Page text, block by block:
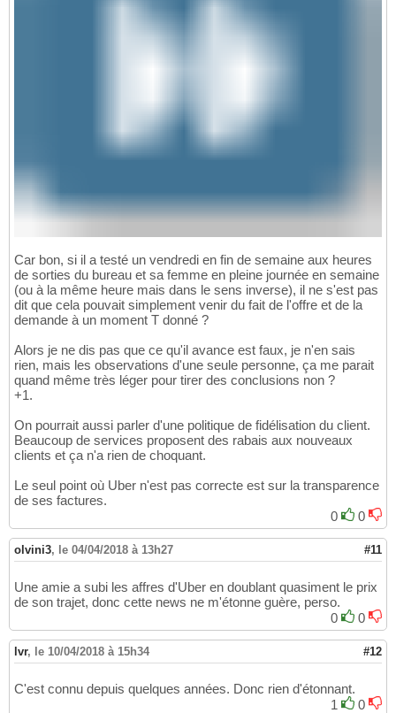
Car bon, si il a testé un vendredi en fin de semaine aux heures
de sorties du bureau et sa femme en pleine journée en semaine
(ou à la même heure mais dans le sens inverse), il ne s'est pas
dit que cela pouvait simplement venir du fait de l'offre et de la
demande à un moment T donné ?
Alors je ne dis pas que ce qu'il avance est faux, je n'en sais
rien, mais les observations d'une seule personne, ça me parait
quand même très léger pour tirer des conclusions non ?
+1.
On pourrait aussi parler d'une politique de fidélisation du client.
Beaucoup de services proposent des rabais aux nouveaux
clients et ça n'a rien de choquant.
Le seul point où Uber n'est pas correcte est sur la transparence
de ses factures.
0
0
olvini3, le 04/04/2018 à 13h27 #11
Une amie a subi les affres d'Uber en doublant quasiment le prix
de son trajet, donc cette news ne m'étonne guère, perso.
0
0
lvr, le 10/04/2018 à 15h34 #12
C'est connu depuis quelques années. Donc rien d'étonnant.
1
0